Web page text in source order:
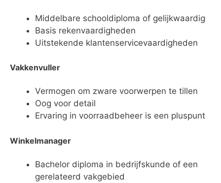
Middelbare schooldiploma of gelijkwaardig
Basis rekenvaardigheden
Uitstekende klantenservicevaardigheden
Vakkenvuller
Vermogen om zware voorwerpen te tillen
Oog voor detail
Ervaring in voorraadbeheer is een pluspunt
Winkelmanager
Bachelor diploma in bedrijfskunde of een
gerelateerd vakgebied